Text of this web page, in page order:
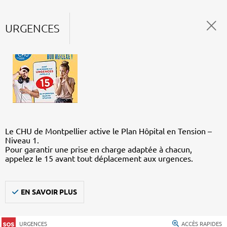
URGENCES
Le CHU de Montpellier active le Plan Hôpital en Tension –
Niveau 1.
Pour garantir une prise en charge adaptée à chacun,
appelez le 15 avant tout déplacement aux urgences.
EN SAVOIR PLUS
URGENCES ACCÈS RAPIDES